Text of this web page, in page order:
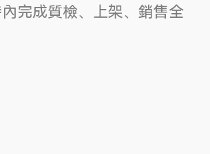
完成質檢、上架、銷售全